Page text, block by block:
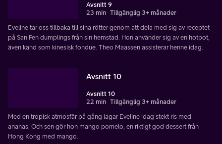
Avsnitt 9
23 min Tillgänglig 3+ månader
Eveline tar oss tillbaka till sina rötter genom att dela med sig av receptet
på San Fen dumplings från sin hemstad. Hon använder sig av en hotpot,
även känd som kinesisk fondue. Theo Maassen assisterar henne idag.
Avsnitt 10
Avsnitt 10
22 min Tillgänglig 3+ månader
Med en tropisk atmosfär på gång lagar Eveline idag stekt ris med
ananas. Och sen gör hon mango pomelo, en riktigt god dessert från
Hong Kong med mango.